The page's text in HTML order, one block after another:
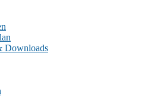
Downloads